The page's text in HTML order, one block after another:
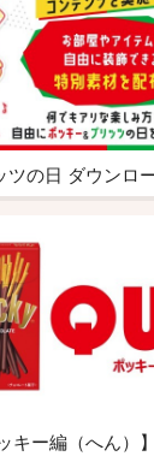
ツの日 ダウンロ
キー編（へん）】